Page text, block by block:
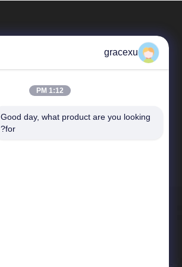
المنتجات
gracexu
1:12 PM
Good day, what product are you looking
for?